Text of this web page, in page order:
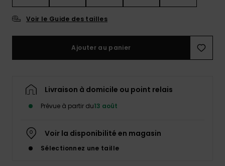
Voir le Guide des tailles
Ajouter au panier
Livraison à domicile ou point relais
Prévue à partir du13 août
Voir la disponibilité en magasin
Sélectionnez une taille